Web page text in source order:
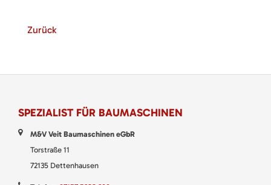
Zurück
SPEZIALIST FÜR BAUMASCHINEN
M&V Veit Baumaschinen eGbR
Torstraße 11
72135 Dettenhausen